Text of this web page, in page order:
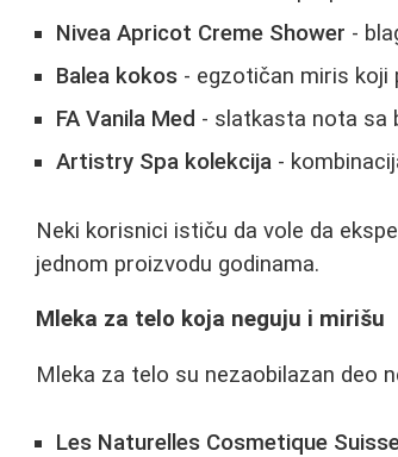
Nivea Apricot Creme Shower -
Balea kokos - egzotičan miris koji
FA Vanila Med - slatkasta nota sa
Artistry Spa kolekcija -
Neki korisnici ističu da vole da
jednom proizvodu godinama.
Mleka za telo koja neguju i mirišu
Mleka za telo su nezaobilazan deo
Les Naturelles Cosmetique